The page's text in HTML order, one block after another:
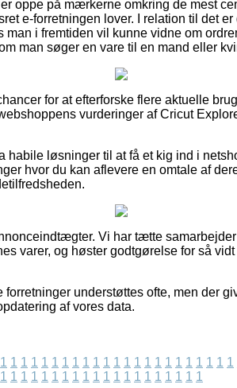
oppe på mærkerne omkring de mest
e-forretningen lover. I relation til det
man i fremtiden vil kunne vidne om
man søger en vare til en mand eller
for at efterforske flere aktuelle
vurderinger af Cricut
habile løsninger til at få et kig ind i
hvor du kan aflevere en omtale af
Vi har tætte
varer, og høster godtgørelse for så
forretninger understøttes ofte, men der
af vores data.
1 1 1 1 1 1 1 1 1 1 1 1 1 1 1 1 1 1 1 1 1 1 1
1 1 1 1 1 1 1 1 1 1 1 1 1 1 1 1 1 1 1 1